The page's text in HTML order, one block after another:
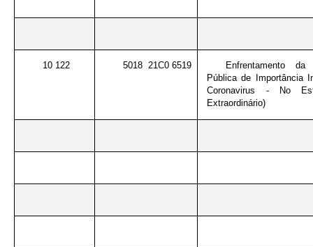
10 122 5018 21C0 6519
Enfrentamento
Pública de Importância
Coronavirus - No
Extraordinário)